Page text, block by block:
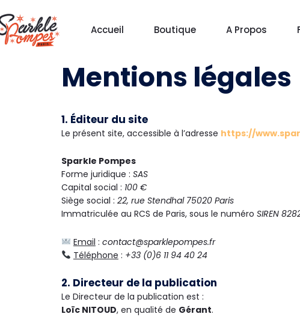
au
contenu
Accueil Boutique A Propos
Mentions légales
1. Éditeur du site
Le présent site, accessible à l’adresse https://
Sparkle Pompes
Forme juridique : SAS
Capital social : 100 €
Siège social : 22, rue Stendhal 75020 Paris
Immatriculée au RCS de Paris, sous le numéro SIREN
Email : contact@sparklepompes.fr
Téléphone : +33 (0)6 11 94 40 24
2. Directeur de la publication
Le Directeur de la publication est :
Loïc NITOUD, en qualité de Gérant.